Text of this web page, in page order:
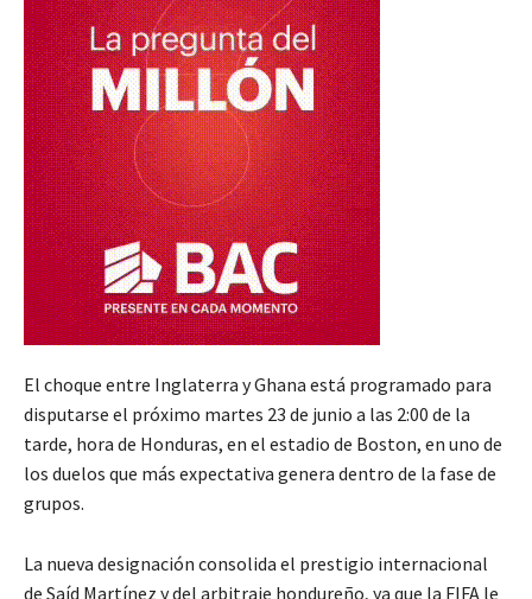
El choque entre Inglaterra y Ghana está programado para
disputarse el próximo martes 23 de junio a las 2:00 de la
tarde, hora de Honduras, en el estadio de Boston, en uno de
los duelos que más expectativa genera dentro de la fase de
grupos.
La nueva designación consolida el prestigio internacional
de Saíd Martínez y del arbitraje hondureño, ya que la FIFA le